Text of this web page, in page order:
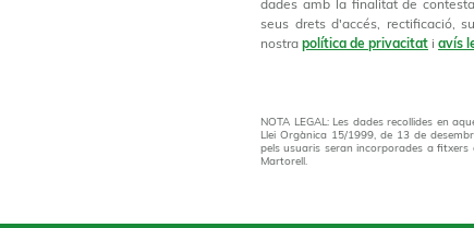
dades amb la finalitat de
seus drets d'accés, rectificació,
nostra política de privacitat i avís
NOTA LEGAL: Les dades recollides en
Llei Orgànica 15/1999, de 13 de
pels usuaris seran incorporades a
Martorell.